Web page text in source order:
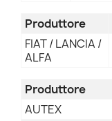
Produttore
FIAT / LANCIA /
ALFA
Produttore
AUTEX